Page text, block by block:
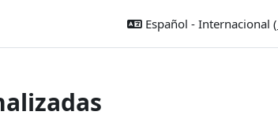
Español - Internacional